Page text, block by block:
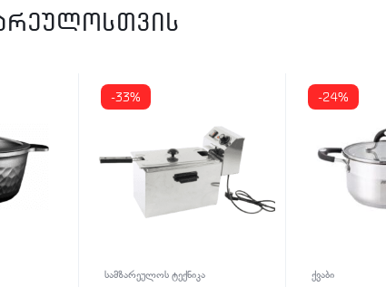
-33%
სამზარეულოს ტექნიკა
-24%
ქვაბი